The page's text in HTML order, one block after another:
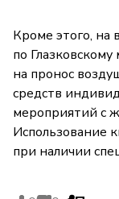
Кроме этого,
по
на пронос
средств
мероприятий с
Использование
при наличии